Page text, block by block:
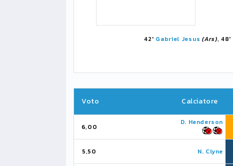
42' Gabriel Jesus (Ars), 48'
Voto Calciatore
6,00
D. Henderson
5,50 N. Clyne